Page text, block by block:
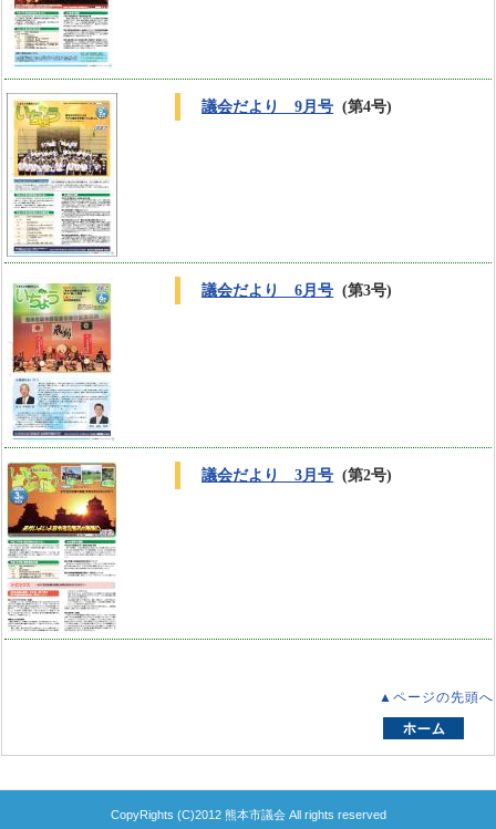
議会だより 9月号 (第4号)
議会だより 6月号 (第3号)
議会だより 3月号 (第2号)
▲ページの先頭へ
CopyRights (C)2012 熊本市議会 All rights reserved